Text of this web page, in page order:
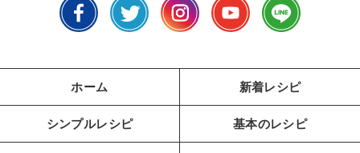
ホーム 新着レシピ
シンプルレシピ 基本のレシピ